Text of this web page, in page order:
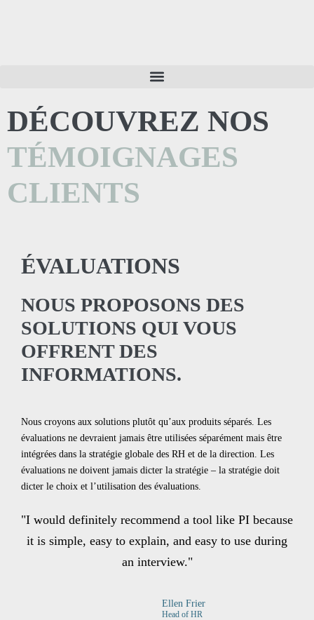
DÉCOUVREZ NOS
TÉMOIGNAGES
CLIENTS
ÉVALUATIONS
NOUS PROPOSONS DES
SOLUTIONS QUI VOUS
OFFRENT DES
INFORMATIONS.
Nous croyons aux solutions plutôt qu’aux produits séparés. Les
évaluations ne devraient jamais être utilisées séparément mais être
intégrées dans la stratégie globale des RH et de la direction. Les
évaluations ne doivent jamais dicter la stratégie – la stratégie doit
dicter le choix et l’utilisation des évaluations.
"I would definitely recommend a tool like PI because
it is simple, easy to explain, and easy to use during
an interview."
Ellen Frier
Head of HR